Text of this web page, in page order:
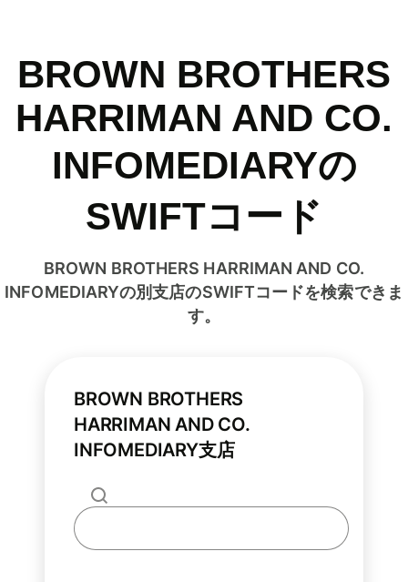
BROWN BROTHERS
HARRIMAN AND CO.
INFOMEDIARYの
SWIFTコード
BROWN BROTHERS HARRIMAN AND CO.
INFOMEDIARYの別支店のSWIFTコードを検索できま
す。
BROWN BROTHERS
HARRIMAN AND CO.
INFOMEDIARY支店